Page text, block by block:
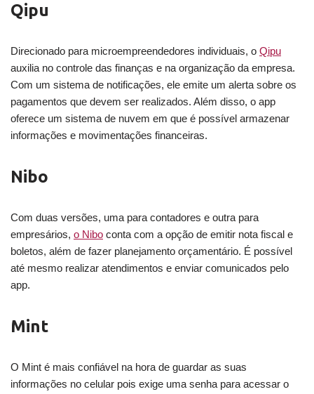
Qipu
Direcionado para microempreendedores individuais, o Qipu
auxilia no controle das finanças e na organização da empresa.
Com um sistema de notificações, ele emite um alerta sobre os
pagamentos que devem ser realizados. Além disso, o app
oferece um sistema de nuvem em que é possível armazenar
informações e movimentações financeiras.
Nibo
Com duas versões, uma para contadores e outra para
empresários, o Nibo conta com a opção de emitir nota fiscal e
boletos, além de fazer planejamento orçamentário. É possível
até mesmo realizar atendimentos e enviar comunicados pelo
app.
Mint
O Mint é mais confiável na hora de guardar as suas
informações no celular pois exige uma senha para acessar o